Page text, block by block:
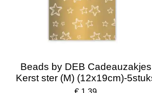
Beads by DEB Cadeauzakjes
Kerst ster (M) (12x19cm)-